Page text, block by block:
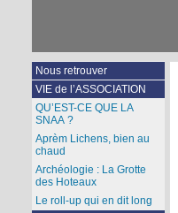
Nous retrouver
VIE de l’ASSOCIATION
QU’EST-CE QUE LA
SNAA ?
Aprèm Lichens, bien au
chaud
Archéologie : La Grotte
des Hoteaux
Le roll-up qui en dit long